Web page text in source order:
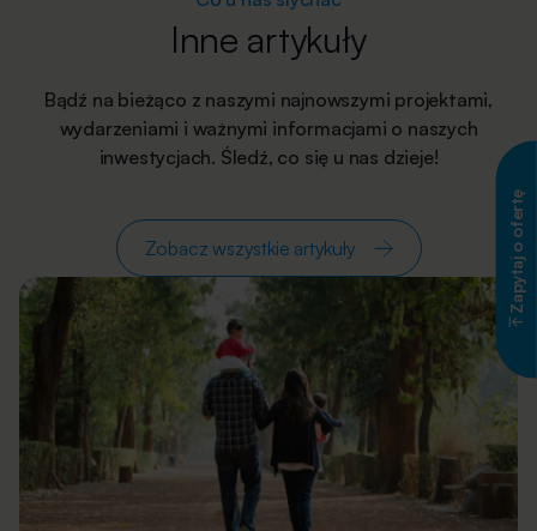
Inne artykuły
Bądź na bieżąco z naszymi najnowszymi projektami,
wydarzeniami i ważnymi informacjami o naszych
inwestycjach. Śledź, co się u nas dzieje!
Zobacz wszystkie artykuły Zapytaj o ofertę